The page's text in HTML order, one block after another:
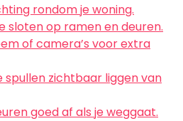
rondom je woning.
sloten op ramen en deuren.
of camera’s voor extra
spullen zichtbaar liggen van
goed af als je weggaat.